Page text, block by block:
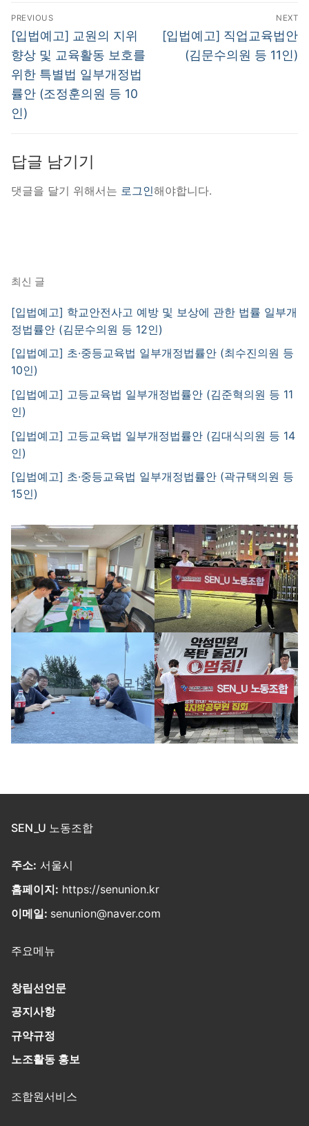
글
탐
색
PREVIOUS
Previous
post:
[입법예고] 교원의 지위
향상 및 교육활동 보호를
위한 특별법 일부개정법
률안 (조정훈의원 등 10
인)
NEXT
Next
post:
[입법예고] 직업교육법안
(김문수의원 등 11인)
답글 남기기
댓글을 달기 위해서는 로그인해야합니다.
최신 글
[입법예고] 학교안전사고 예방 및 보상에 관한 법률 일부개
정법률안 (김문수의원 등 12인)
[입법예고] 초·중등교육법 일부개정법률안 (최수진의원 등
10인)
[입법예고] 고등교육법 일부개정법률안 (김준혁의원 등 11
인)
[입법예고] 고등교육법 일부개정법률안 (김대식의원 등 14
인)
[입법예고] 초·중등교육법 일부개정법률안 (곽규택의원 등
15인)
SEN_U 노동조합
주소: 서울시
홈페이지: https://senunion.kr
이메일: senunion@naver.com
주요메뉴
창립선언문
공지사항
규약규정
노조활동 홍보
조합원서비스